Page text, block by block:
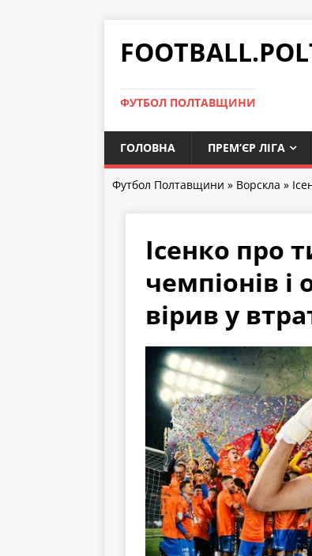
ФУТБОЛ ПОЛТАВЩИНИ
ГОЛОВНА ПРЕМ’ЄР ЛІГА
Футбол Полтавщини » Ворскла »
Ісенко про
чемпіонів
вірив у